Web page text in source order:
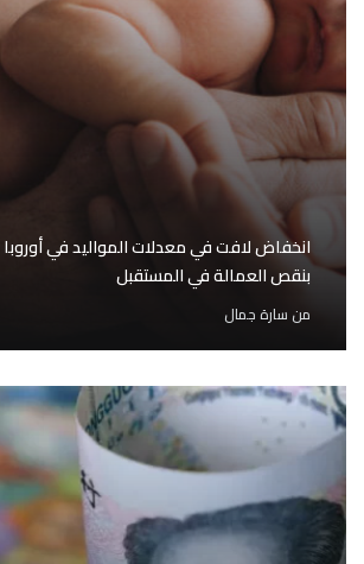
بنقص العمالة في المستقبل
من سارة جمال